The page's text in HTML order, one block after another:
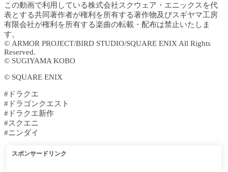
この動画で利用している株式会社スクウェア・エニックスを代
表とする共同著作者が権利を所有する著作物及びスギヤマ工房
有限会社が権利を所有する楽曲の転載・配布は禁止いたしま
す。
© ARMOR PROJECT/BIRD STUDIO/SQUARE ENIX All Rights
Reserved.
© SUGIYAMA KOBO
© SQUARE ENIX
#ドラクエ
#ドラゴンクエスト
#ドラクエ新作
#スクエニ
#ニンダイ
スポンサードリンク